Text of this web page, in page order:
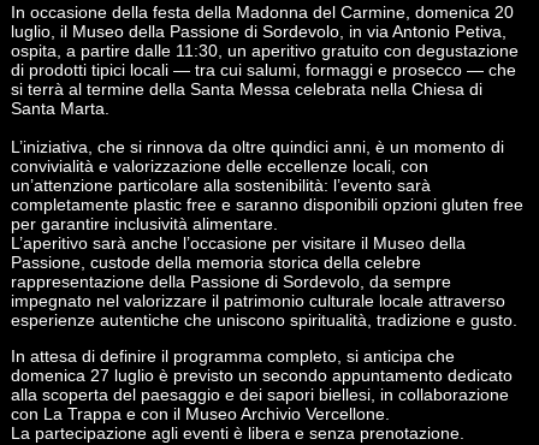
In occasione della festa della Madonna del Carmine, domenica 20
luglio, il Museo della Passione di Sordevolo, in via Antonio Petiva,
ospita, a partire dalle 11:30, un aperitivo gratuito con degustazione
di prodotti tipici locali — tra cui salumi, formaggi e prosecco — che
si terrà al termine della Santa Messa celebrata nella Chiesa di
Santa Marta.
L’iniziativa, che si rinnova da oltre quindici anni, è un momento di
convivialità e valorizzazione delle eccellenze locali, con
un’attenzione particolare alla sostenibilità: l’evento sarà
completamente plastic free e saranno disponibili opzioni gluten free
per garantire inclusività alimentare.
L’aperitivo sarà anche l’occasione per visitare il Museo della
Passione, custode della memoria storica della celebre
rappresentazione della Passione di Sordevolo, da sempre
impegnato nel valorizzare il patrimonio culturale locale attraverso
esperienze autentiche che uniscono spiritualità, tradizione e gusto.
In attesa di definire il programma completo, si anticipa che
domenica 27 luglio è previsto un secondo appuntamento dedicato
alla scoperta del paesaggio e dei sapori biellesi, in collaborazione
con La Trappa e con il Museo Archivio Vercellone.
La partecipazione agli eventi è libera e senza prenotazione.